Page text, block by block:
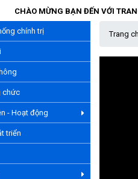
MỪNG BẠN ĐẾN VỚI TRANG
chính trị
chức
- Hoạt động
triển
Trang